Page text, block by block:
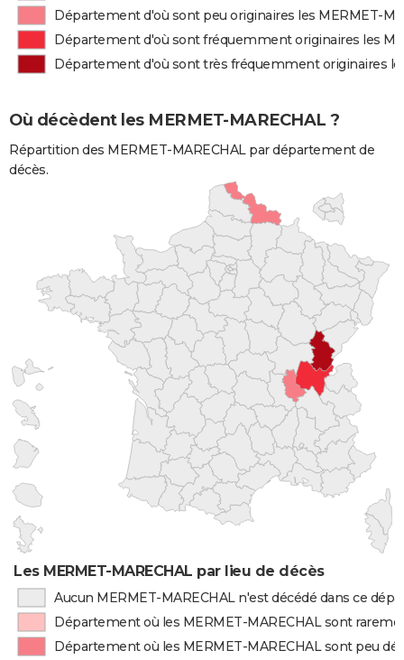
Département d'où sont peu originaires les MERMET-
Département d'où sont fréquemment originaires les
Département d'où sont très fréquemment originaires
Où décèdent les MERMET-MARECHAL ?
Répartition des MERMET-MARECHAL par département de
décès.
Les MERMET-MARECHAL par lieu de décès
Aucun MERMET-MARECHAL n'est décédé dans ce
Département où les MERMET-MARECHAL sont
Département où les MERMET-MARECHAL sont peu